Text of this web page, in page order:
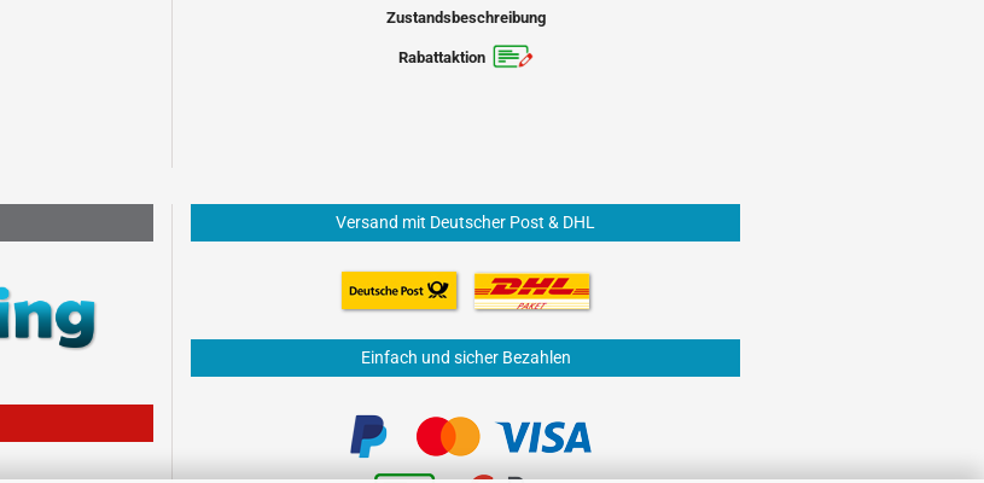
Zustandsbeschreibung
Rabattaktion
Versand mit Deutscher Post & DHL
Einfach und sicher Bezahlen